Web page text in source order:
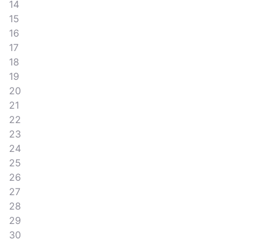
14
15
16
17
18
19
20
21
22
23
24
25
26
27
28
29
30